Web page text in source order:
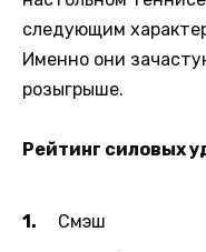
следующим
Именно они
розыгрыше.
Рейтинг силовых
Смэш